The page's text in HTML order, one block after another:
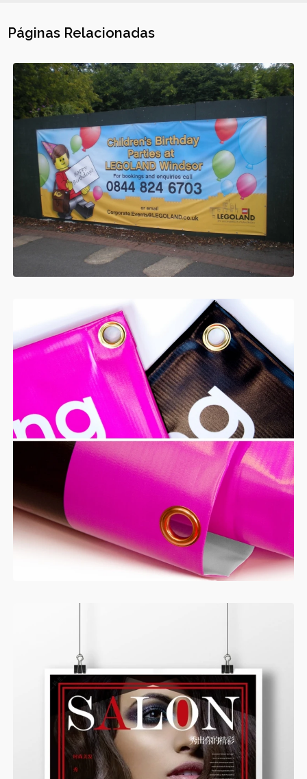
Páginas Relacionadas